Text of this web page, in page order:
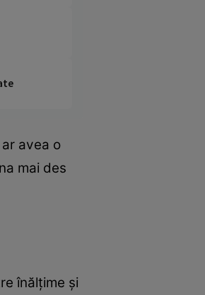
avea o
mai des
înălțime și